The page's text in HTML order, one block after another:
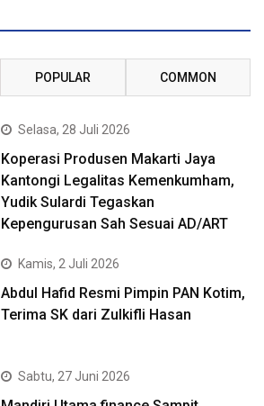
POPULAR COMMON
Selasa, 28 Juli 2026
Koperasi Produsen Makarti Jaya
Kantongi Legalitas Kemenkumham,
Yudik Sulardi Tegaskan
Kepengurusan Sah Sesuai AD/ART
Kamis, 2 Juli 2026
Abdul Hafid Resmi Pimpin PAN Kotim,
Terima SK dari Zulkifli Hasan
Sabtu, 27 Juni 2026